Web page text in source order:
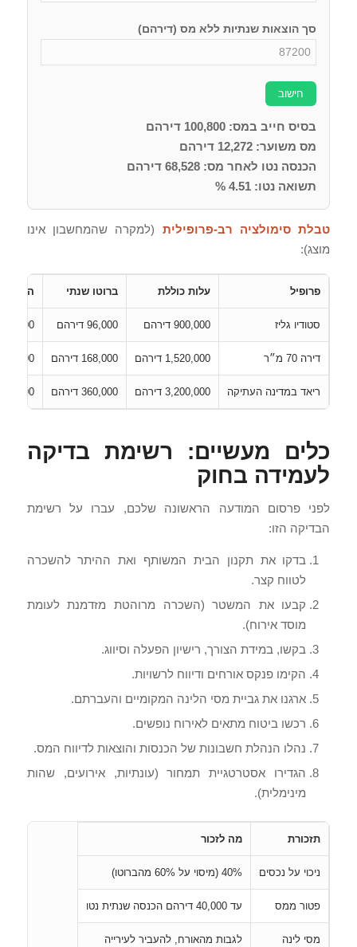
סך הוצאות שנתיות ללא מס (דירהם)
חישוב
בסיס חייב במס: 100,800 דירהם
מס משוער: 12,272 דירהם
הכנסה נטו לאחר מס: 68,528 דירהם
תשואה נטו: 4.51 %
טבלת סימולציה רב-פרופילית (למקרה שהמחשבון אינו
מוצג):
פרופיל עלות כוללת ברוטו שנתי הוצאות
סטודיו גליז 900,000 דירהם 96,000 דירהם 48,000 דירהם
דירה 70 מ״ר 1,520,000 דירהם 168,000 דירהם 87,200 דירהם
ריאד במדינה העתיקה 3,200,000 דירהם 360,000 דירהם 198,000
כלים מעשיים: רשימת בדיקה
לעמידה בחוק
לפני פרסום המודעה הראשונה שלכם, עברו על רשימת
הבדיקה הזו:
בדקו את תקנון הבית המשותף ואת ההיתר להשכרה
לטווח קצר.
קבעו את המשטר (השכרה מרוהטת מזדמנת לעומת
מוסד אירוח).
בקשו, במידת הצורך, רישיון הפעלה וסיווג.
הקימו פנקס אורחים ודיווח לרשויות.
ארגנו את גביית מסי הלינה המקומיים והעברתם.
רכשו ביטוח מתאים לאירוח נופשים.
נהלו הנהלת חשבונות של הכנסות והוצאות לדיווח המס.
הגדירו אסטרטגיית תמחור (עונתיות, אירועים, שהות
מינימלית).
תזכורת מה לזכור
ניכוי על נכסים 40% (מיסוי על 60% מהברוטו)
פטור ממס עד 40,000 דירהם הכנסה שנתית נטו
מסי לינה לגבות מהאורח, להעביר לעירייה